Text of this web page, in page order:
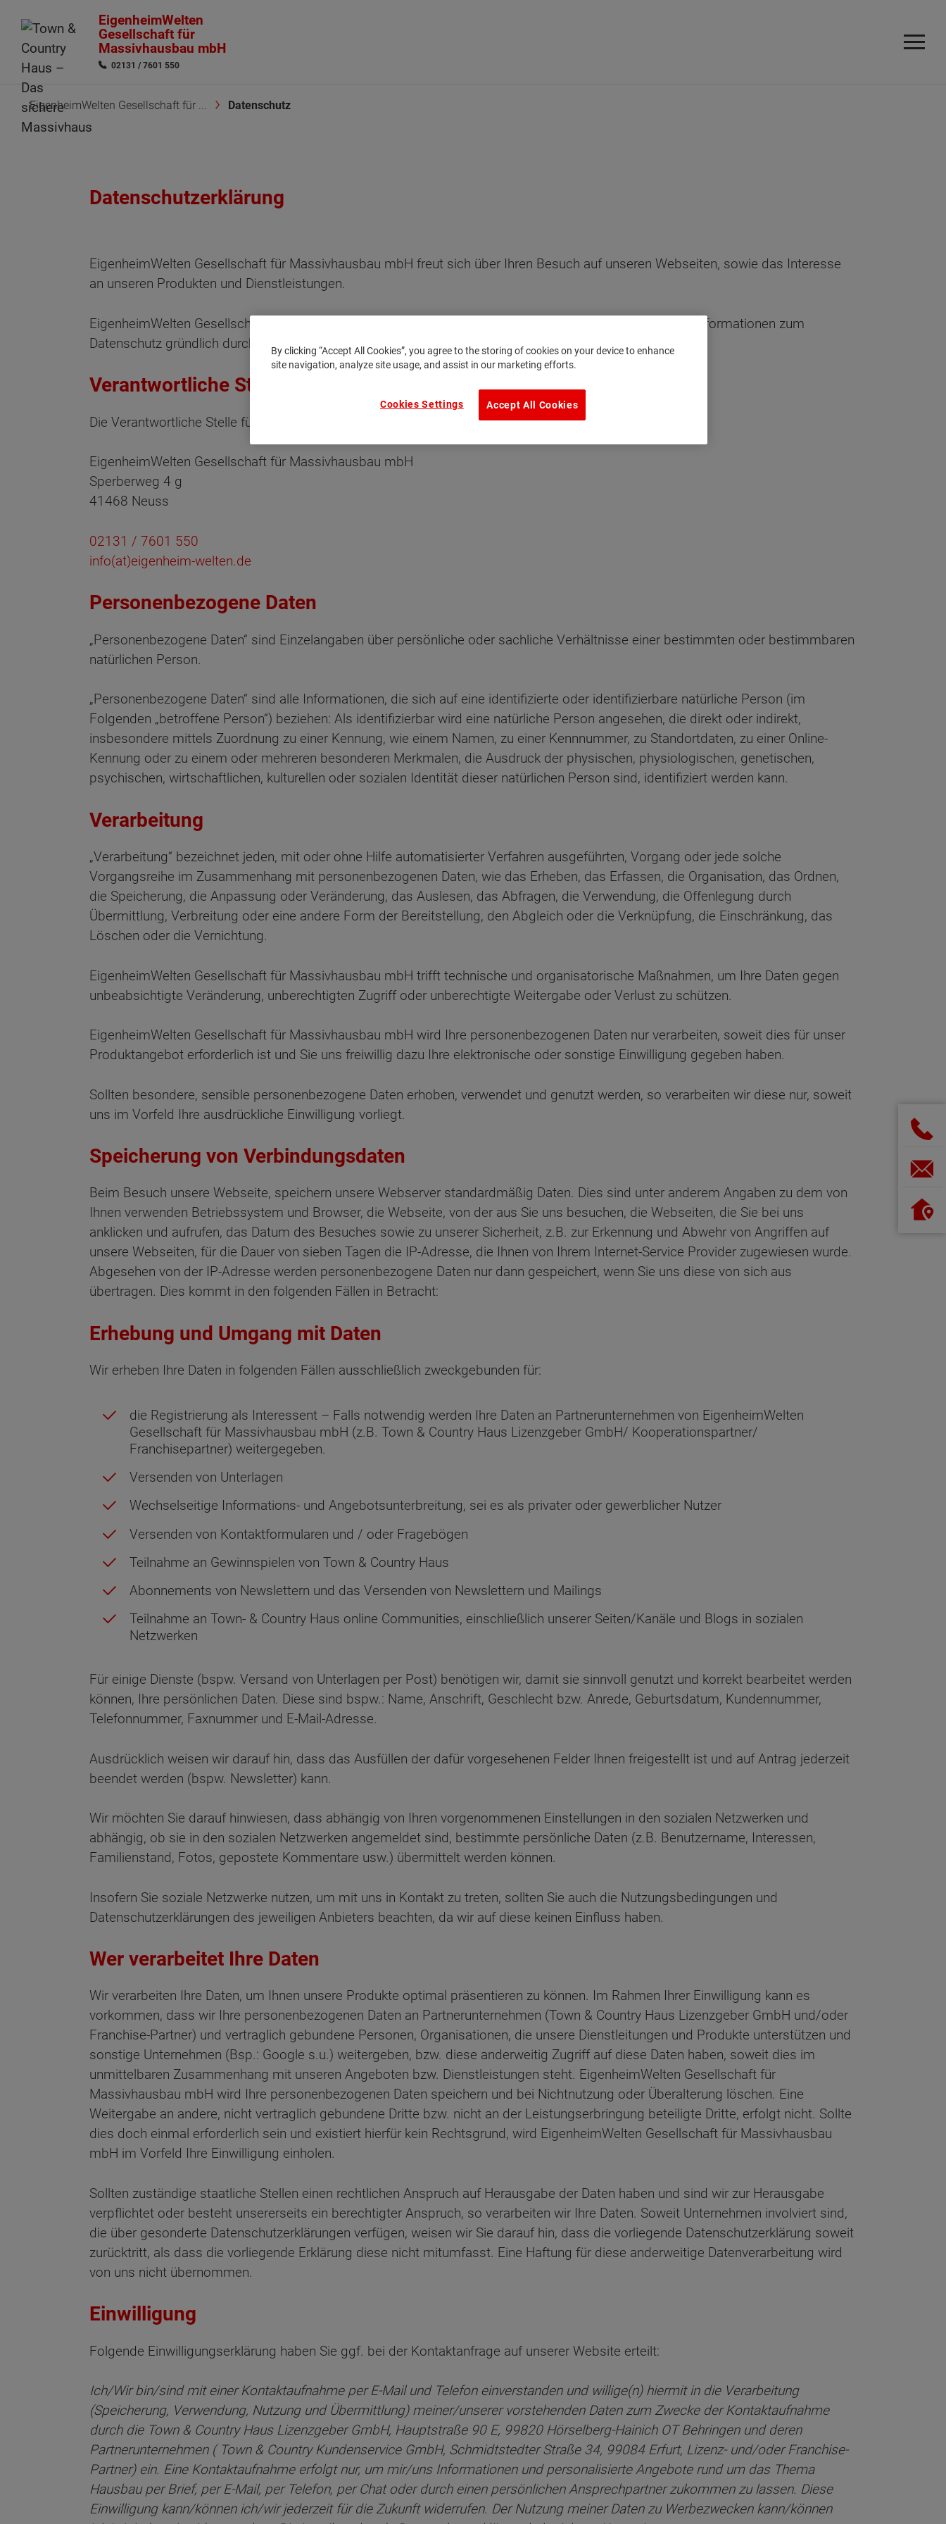
EigenheimWelten
Gesellschaft für
Massivhausbau mbH
02131 / 7601 550
EigenheimWelten Gesellschaft für ... Datenschutz
Datenschutzerklärung
EigenheimWelten Gesellschaft für Massivhausbau mbH freut sich über Ihren Besuch auf unseren Webseiten, sowie das Interesse
an unseren Produkten und Dienstleistungen.
EigenheimWelten Gesellschaft für Massivhausbau mbH respektiert Ihre Privatsphäre. Bitte lesen sie die Informationen zum
Datenschutz gründlich durch, um zu erfahren, wie wir mit Ihren persönlichen Daten umgehen.
Verantwortliche Stelle
Die Verantwortliche Stelle für die Datenverarbeitung ist:
EigenheimWelten Gesellschaft für Massivhausbau mbH
Sperberweg 4 g
41468 Neuss
02131 / 7601 550
info(at)eigenheim-welten.de
Personenbezogene Daten
„Personenbezogene Daten“ sind Einzelangaben über persönliche oder sachliche Verhältnisse einer bestimmten oder bestimmbaren
natürlichen Person.
„Personenbezogene Daten“ sind alle Informationen, die sich auf eine identifizierte oder identifizierbare natürliche Person (im
Folgenden „betroffene Person“) beziehen: Als identifizierbar wird eine natürliche Person angesehen, die direkt oder indirekt,
insbesondere mittels Zuordnung zu einer Kennung, wie einem Namen, zu einer Kennnummer, zu Standortdaten, zu einer Online-
Kennung oder zu einem oder mehreren besonderen Merkmalen, die Ausdruck der physischen, physiologischen, genetischen,
psychischen, wirtschaftlichen, kulturellen oder sozialen Identität dieser natürlichen Person sind, identifiziert werden kann.
Verarbeitung
„Verarbeitung“ bezeichnet jeden, mit oder ohne Hilfe automatisierter Verfahren ausgeführten, Vorgang oder jede solche
Vorgangsreihe im Zusammenhang mit personenbezogenen Daten, wie das Erheben, das Erfassen, die Organisation, das Ordnen,
die Speicherung, die Anpassung oder Veränderung, das Auslesen, das Abfragen, die Verwendung, die Offenlegung durch
Übermittlung, Verbreitung oder eine andere Form der Bereitstellung, den Abgleich oder die Verknüpfung, die Einschränkung, das
Löschen oder die Vernichtung.
EigenheimWelten Gesellschaft für Massivhausbau mbH trifft technische und organisatorische Maßnahmen, um Ihre Daten gegen
unbeabsichtigte Veränderung, unberechtigten Zugriff oder unberechtigte Weitergabe oder Verlust zu schützen.
EigenheimWelten Gesellschaft für Massivhausbau mbH wird Ihre personenbezogenen Daten nur verarbeiten, soweit dies für unser
Produktangebot erforderlich ist und Sie uns freiwillig dazu Ihre elektronische oder sonstige Einwilligung gegeben haben.
Sollten besondere, sensible personenbezogene Daten erhoben, verwendet und genutzt werden, so verarbeiten wir diese nur, soweit
uns im Vorfeld Ihre ausdrückliche Einwilligung vorliegt.
Speicherung von Verbindungsdaten
Beim Besuch unsere Webseite, speichern unsere Webserver standardmäßig Daten. Dies sind unter anderem Angaben zu dem von
Ihnen verwenden Betriebssystem und Browser, die Webseite, von der aus Sie uns besuchen, die Webseiten, die Sie bei uns
anklicken und aufrufen, das Datum des Besuches sowie zu unserer Sicherheit, z.B. zur Erkennung und Abwehr von Angriffen auf
unsere Webseiten, für die Dauer von sieben Tagen die IP-Adresse, die Ihnen von Ihrem Internet-Service Provider zugewiesen wurde.
Abgesehen von der IP-Adresse werden personenbezogene Daten nur dann gespeichert, wenn Sie uns diese von sich aus
übertragen. Dies kommt in den folgenden Fällen in Betracht:
Erhebung und Umgang mit Daten
Wir erheben Ihre Daten in folgenden Fällen ausschließlich zweckgebunden für:
die Registrierung als Interessent – Falls notwendig werden Ihre Daten an Partnerunternehmen von EigenheimWelten
Gesellschaft für Massivhausbau mbH (z.B. Town & Country Haus Lizenzgeber GmbH/ Kooperationspartner/
Franchisepartner) weitergegeben.
Versenden von Unterlagen
Wechselseitige Informations- und Angebotsunterbreitung, sei es als privater oder gewerblicher Nutzer
Versenden von Kontaktformularen und / oder Fragebögen
Teilnahme an Gewinnspielen von Town & Country Haus
Abonnements von Newslettern und das Versenden von Newslettern und Mailings
Teilnahme an Town- & Country Haus online Communities, einschließlich unserer Seiten/Kanäle und Blogs in sozialen
Netzwerken
Für einige Dienste (bspw. Versand von Unterlagen per Post) benötigen wir, damit sie sinnvoll genutzt und korrekt bearbeitet werden
können, Ihre persönlichen Daten. Diese sind bspw.: Name, Anschrift, Geschlecht bzw. Anrede, Geburtsdatum, Kundennummer,
Telefonnummer, Faxnummer und E-Mail-Adresse.
Ausdrücklich weisen wir darauf hin, dass das Ausfüllen der dafür vorgesehenen Felder Ihnen freigestellt ist und auf Antrag jederzeit
beendet werden (bspw. Newsletter) kann.
Wir möchten Sie darauf hinwiesen, dass abhängig von Ihren vorgenommenen Einstellungen in den sozialen Netzwerken und
abhängig, ob sie in den sozialen Netzwerken angemeldet sind, bestimmte persönliche Daten (z.B. Benutzername, Interessen,
Familienstand, Fotos, gepostete Kommentare usw.) übermittelt werden können.
Insofern Sie soziale Netzwerke nutzen, um mit uns in Kontakt zu treten, sollten Sie auch die Nutzungsbedingungen und
Datenschutzerklärungen des jeweiligen Anbieters beachten, da wir auf diese keinen Einfluss haben.
Wer verarbeitet Ihre Daten
Wir verarbeiten Ihre Daten, um Ihnen unsere Produkte optimal präsentieren zu können. Im Rahmen Ihrer Einwilligung kann es
vorkommen, dass wir Ihre personenbezogenen Daten an Partnerunternehmen (Town & Country Haus Lizenzgeber GmbH und/oder
Franchise-Partner) und vertraglich gebundene Personen, Organisationen, die unsere Dienstleitungen und Produkte unterstützen und
sonstige Unternehmen (Bsp.: Google s.u.) weitergeben, bzw. diese anderweitig Zugriff auf diese Daten haben, soweit dies im
unmittelbaren Zusammenhang mit unseren Angeboten bzw. Dienstleistungen steht. EigenheimWelten Gesellschaft für
Massivhausbau mbH wird Ihre personenbezogenen Daten speichern und bei Nichtnutzung oder Überalterung löschen. Eine
Weitergabe an andere, nicht vertraglich gebundene Dritte bzw. nicht an der Leistungserbringung beteiligte Dritte, erfolgt nicht. Sollte
dies doch einmal erforderlich sein und existiert hierfür kein Rechtsgrund, wird EigenheimWelten Gesellschaft für Massivhausbau
mbH im Vorfeld Ihre Einwilligung einholen.
Sollten zuständige staatliche Stellen einen rechtlichen Anspruch auf Herausgabe der Daten haben und sind wir zur Herausgabe
verpflichtet oder besteht unsererseits ein berechtigter Anspruch, so verarbeiten wir Ihre Daten. Soweit Unternehmen involviert sind,
die über gesonderte Datenschutzerklärungen verfügen, weisen wir Sie darauf hin, dass die vorliegende Datenschutzerklärung soweit
zurücktritt, als dass die vorliegende Erklärung diese nicht mitumfasst. Eine Haftung für diese anderweitige Datenverarbeitung wird
von uns nicht übernommen.
Einwilligung
Folgende Einwilligungserklärung haben Sie ggf. bei der Kontaktanfrage auf unserer Website erteilt:
Ich/Wir bin/sind mit einer Kontaktaufnahme per E-Mail und Telefon einverstanden und willige(n) hiermit in die Verarbeitung
(Speicherung, Verwendung, Nutzung und Übermittlung) meiner/unserer vorstehenden Daten zum Zwecke der Kontaktaufnahme
durch die Town & Country Haus Lizenzgeber GmbH, Hauptstraße 90 E, 99820 Hörselberg-Hainich OT Behringen und deren
Partnerunternehmen ( Town & Country Kundenservice GmbH, Schmidtstedter Straße 34, 99084 Erfurt, Lizenz- und/oder Franchise-
Partner) ein. Eine Kontaktaufnahme erfolgt nur, um mir/uns Informationen und personalisierte Angebote rund um das Thema
Hausbau per Brief, per E-Mail, per Telefon, per Chat oder durch einen persönlichen Ansprechpartner zukommen zu lassen. Diese
Einwilligung kann/können ich/wir jederzeit für die Zukunft widerrufen. Der Nutzung meiner Daten zu Werbezwecken kann/können
Wonach möchten Sie suchen?
By clicking “Accept All Cookies”, you agree to the storing of cookies on your device to enhance
site navigation, analyze site usage, and assist in our marketing efforts.
Accept All Cookies
Cookies Settings